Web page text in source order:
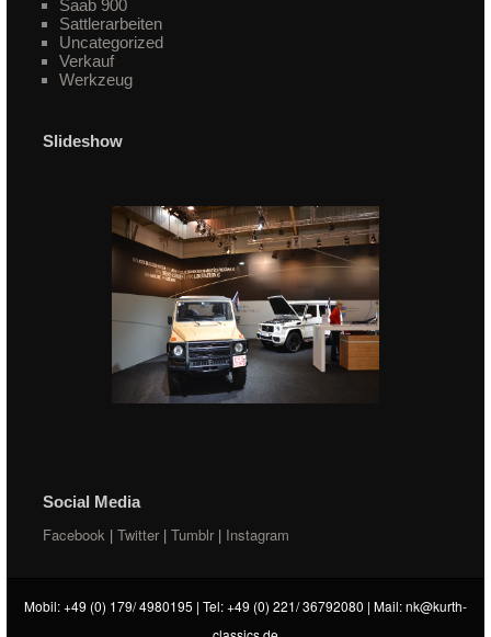
Saab 900
Sattlerarbeiten
Uncategorized
Verkauf
Werkzeug
Slideshow
Social Media
Facebook |Twitter |Tumblr | Instagram
Mobil: +49 (0) 179/ 4980195 | Tel: +49 (0) 221/ 36792080 | Mail:nk@kurth-